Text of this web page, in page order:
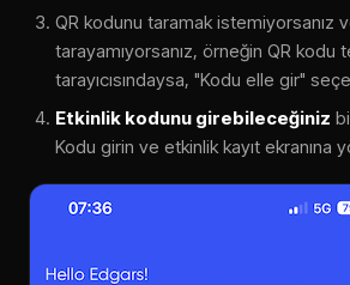
QR kodunu taramak istemiyorsanız
tarayamıyorsanız, örneğin QR kodu
tarayıcısındaysa, "Kodu elle gir"
Etkinlik kodunu girebileceğiniz
Kodu girin ve etkinlik kayıt ekranına